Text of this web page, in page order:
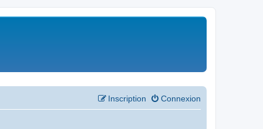
Connexion
Inscription